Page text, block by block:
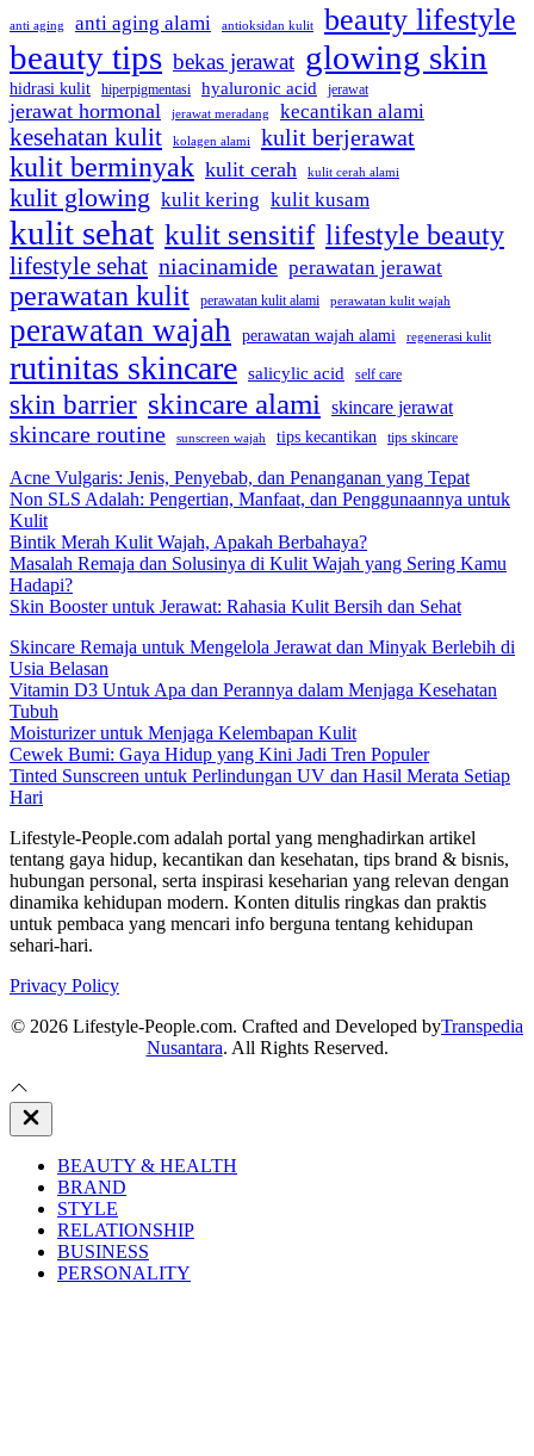
anti aging anti aging alami antioksidan kulit beauty lifestyle
beauty tips bekas jerawat glowing skin
hidrasi kulit hiperpigmentasi hyaluronic acid jerawat
jerawat hormonal jerawat meradang kecantikan alami
kesehatan kulit kolagen alami kulit berjerawat
kulit berminyak kulit cerah kulit cerah alami
kulit glowing kulit kering kulit kusam
kulit sehat kulit sensitif lifestyle beauty
lifestyle sehat niacinamide perawatan jerawat
perawatan kulit perawatan kulit alami perawatan kulit wajah
perawatan wajah perawatan wajah alami regenerasi kulit
rutinitas skincare salicylic acid self care
skin barrier skincare alami skincare jerawat
skincare routine sunscreen wajah tips kecantikan tips skincare
Acne Vulgaris: Jenis, Penyebab, dan Penanganan yang Tepat
Non SLS Adalah: Pengertian, Manfaat, dan Penggunaannya untuk
Kulit
Bintik Merah Kulit Wajah, Apakah Berbahaya?
Masalah Remaja dan Solusinya di Kulit Wajah yang Sering Kamu
Hadapi?
Skin Booster untuk Jerawat: Rahasia Kulit Bersih dan Sehat
Skincare Remaja untuk Mengelola Jerawat dan Minyak Berlebih di
Usia Belasan
Vitamin D3 Untuk Apa dan Perannya dalam Menjaga Kesehatan
Tubuh
Moisturizer untuk Menjaga Kelembapan Kulit
Cewek Bumi: Gaya Hidup yang Kini Jadi Tren Populer
Tinted Sunscreen untuk Perlindungan UV dan Hasil Merata Setiap
Hari
Lifestyle-People.com adalah portal yang menghadirkan artikel
tentang gaya hidup, kecantikan dan kesehatan, tips brand & bisnis,
hubungan personal, serta inspirasi keseharian yang relevan dengan
dinamika kehidupan modern. Konten ditulis ringkas dan praktis
untuk pembaca yang mencari info berguna tentang kehidupan
sehari-hari.
Privacy Policy
© 2026 Lifestyle-People.com. Crafted and Developed byTranspedia
Nusantara. All Rights Reserved.
Close
Off
BEAUTY & HEALTH
BRAND
STYLE
RELATIONSHIP
BUSINESS
PERSONALITY